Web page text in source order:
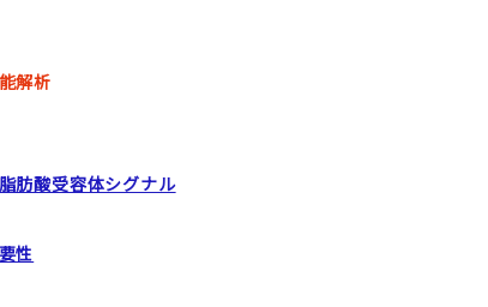
解析
肪酸受容体シグナル
性